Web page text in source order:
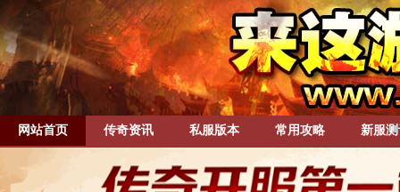
网站首页 传奇资讯 私服版本 常用攻略 新服